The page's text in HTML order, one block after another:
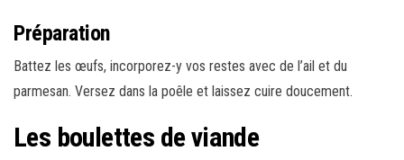
Préparation
Battez les œufs, incorporez-y vos restes avec de l’ail et du
parmesan. Versez dans la poêle et laissez cuire doucement.
Les boulettes de viande